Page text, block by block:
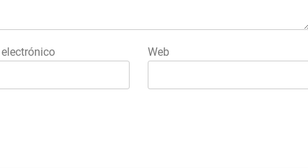
electrónico Web